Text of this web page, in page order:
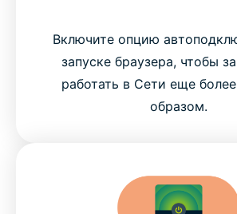
Включите опцию
запуске браузера, чтобы
работать в Сети еще
образом.